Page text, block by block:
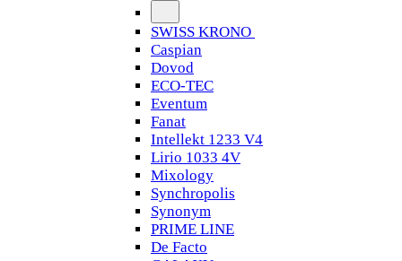
SWISS KRONO
Caspian
Dovod
ECO-TEC
Eventum
Fanat
Intellekt 1233 V4
Lirio 1033 4V
Mixology
Synchropolis
Synonym
PRIME LINE
De Facto